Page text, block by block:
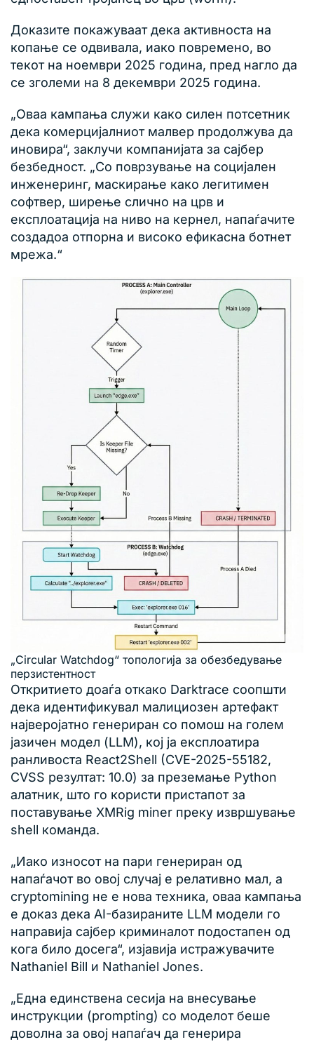
Доказите покажуваат дека активноста на
копање се одвивала, иако повремено, во
текот на ноември 2025 година, пред нагло да
се зголеми на 8 декември 2025 година.
„Оваа кампања служи како силен потсетник
дека комерцијалниот малвер продолжува да
иновира“, заклучи компанијата за сајбер
безбедност. „Со поврзување на социјален
инженеринг, маскирање како легитимен
софтвер, ширење слично на црв и
експлоатација на ниво на кернел, напаѓачите
создадоа отпорна и високо ефикасна ботнет
мрежа.“
„Circular Watchdog“ топологија за обезбедување
перзистентност
Откритието доаѓа откако Darktrace соопшти
дека идентификувал малициозен артефакт
најверојатно генериран со помош на голем
јазичен модел (LLM), кој ја експлоатира
ранливоста React2Shell (CVE-2025-55182,
CVSS резултат: 10.0) за преземање Python
алатник, што го користи пристапот за
поставување XMRig miner преку извршување
shell команда.
„Иако износот на пари генериран од
напаѓачот во овој случај е релативно мал, а
cryptomining не е нова техника, оваа кампања
е доказ дека AI-базираните LLM модели го
направија сајбер криминалот подостапен од
кога било досега“, изјавија истражувачите
Nathaniel Bill и Nathaniel Jones.
„Една единствена сесија на внесување
инструкции (prompting) со моделот беше
доволна за овој напаѓач да генерира